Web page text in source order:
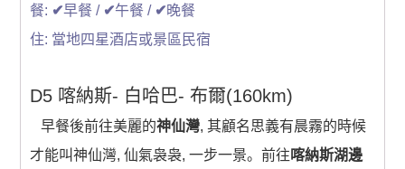
餐: ✔早餐 / ✔午餐 / ✔晚餐
住: 當地四星酒店或景區民宿
D5 喀納斯- 白哈巴- 布爾(160km)
早餐後前往美麗的神仙灣, 其顧名思義有晨霧的時候
才能叫神仙灣, 仙氣袅袅, 一步一景。前往 喀納斯湖邊